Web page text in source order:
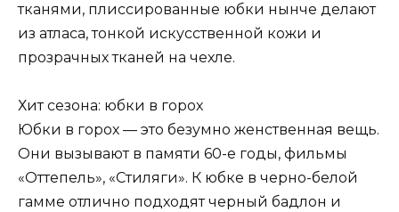
тканями, плиссированные юбки нынче делают
из атласа, тонкой искусственной кожи и
прозрачных тканей на чехле.
Хит сезона: юбки в горох
Юбки в горох — это безумно женственная вещь.
Они вызывают в памяти 60-е годы, фильмы
«Оттепель», «Стиляги». К юбке в черно-белой
гамме отлично подходят черный бадлон и